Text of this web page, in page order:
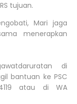
tujuan.
Mari jaga
menerapkan
di
bantuan ke PSC
atau di WA